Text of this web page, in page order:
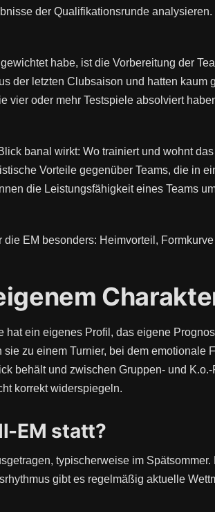
der Qualifikationsrunde
habe, ist die Vorbereitung der
der letzten Clubsaison und hatten
vier oder mehr Testspiele absolviert
banal wirkt: Wo trainiert und wohnt
Vorteile gegenüber Teams, die in
die Leistungsfähigkeit eines Teams
die EM besonders: Heimvorteil,
ein eigenes Profil, das eigene
zu einem Turnier, bei dem
behält und zwischen Gruppen- und
korrekt widerspiegeln.
EM statt?
typischerweise im
gibt es regelmäßig aktuelle